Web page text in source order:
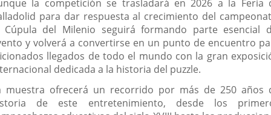
la competición se trasladará en 2026 a la Feria
para dar respuesta al crecimiento del
Cúpula del Milenio seguirá formando parte esencial
y volverá a convertirse en un punto de encuentro
llegados de todo el mundo con la gran
dedicada a la historia del puzzle.
muestra ofrecerá un recorrido por más de 250 años
de este entretenimiento, desde los